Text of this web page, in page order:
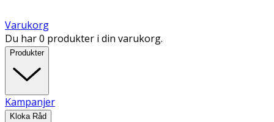
Varukorg
Du har 0 produkter i din varukorg.
Produkter
Kampanjer
Kloka Råd